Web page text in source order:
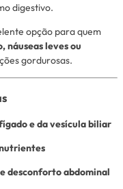
digestivo.
opção para quem
náuseas leves ou
gordurosas.
e da vesícula biliar
desconforto abdominal